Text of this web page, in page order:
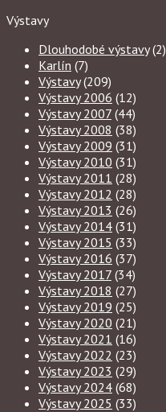
Výstavy
Dlouhodobé výstavy(2)
Karlín (7)
Výstavy(209)
Výstavy 2006 (12)
Výstavy 2007 (44)
Výstavy 2008 (38)
Výstavy 2009 (31)
Výstavy 2010 (31)
Výstavy 2011 (28)
Výstavy 2012 (28)
Výstavy 2013 (26)
Výstavy 2014 (31)
Výstavy 2015 (33)
Výstavy 2016 (37)
Výstavy 2017 (34)
Výstavy 2018 (27)
Výstavy 2019 (25)
Výstavy 2020 (21)
Výstavy 2021 (16)
Výstavy 2022 (23)
Výstavy 2023 (29)
Výstavy 2024 (68)
Výstavy 2025 (33)